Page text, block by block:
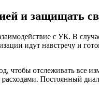
и защищать
с УК. В
идут навстречу и
чтобы отслеживать
Постоянный